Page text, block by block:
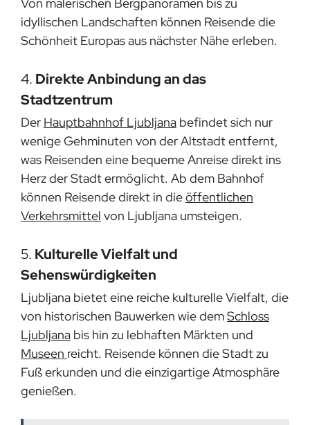
idyllischen Landschaften können Reisende die
Schönheit Europas aus nächster Nähe erleben.
4. Direkte Anbindung an das
Stadtzentrum
Der Hauptbahnhof Ljubljana befindet sich nur
wenige Gehminuten von der Altstadt entfernt,
was Reisenden eine bequeme Anreise direkt ins
Herz der Stadt ermöglicht. Ab dem Bahnhof
können Reisende direkt in dieöffentlichen
Verkehrsmittel von Ljubljana umsteigen.
5. Kulturelle Vielfalt und
Sehenswürdigkeiten
Ljubljana bietet eine reiche kulturelle Vielfalt, die
von historischen Bauwerken wie demSchloss
Ljubljana bis hin zu lebhaften Märkten und
Museen reicht. Reisende können die Stadt zu
Fuß erkunden und die einzigartige Atmosphäre
genießen.